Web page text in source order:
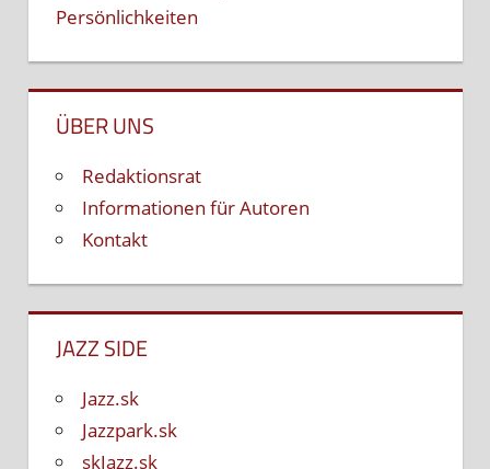
Persönlichkeiten
ÜBER UNS
Redaktionsrat
Informationen für Autoren
Kontakt
JAZZ SIDE
Jazz.sk
Jazzpark.sk
skJazz.sk